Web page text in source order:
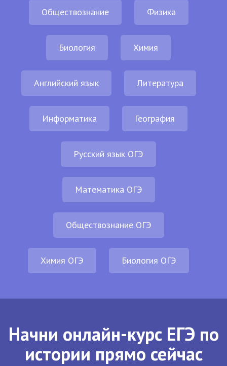
Обществознание Физика
Биология Химия
Английский язык Литература
Информатика География
Русский язык ОГЭ
Математика ОГЭ
Обществознание ОГЭ
Химия ОГЭ Биология ОГЭ
Начни онлайн-курс ЕГЭ по
истории прямо сейчас